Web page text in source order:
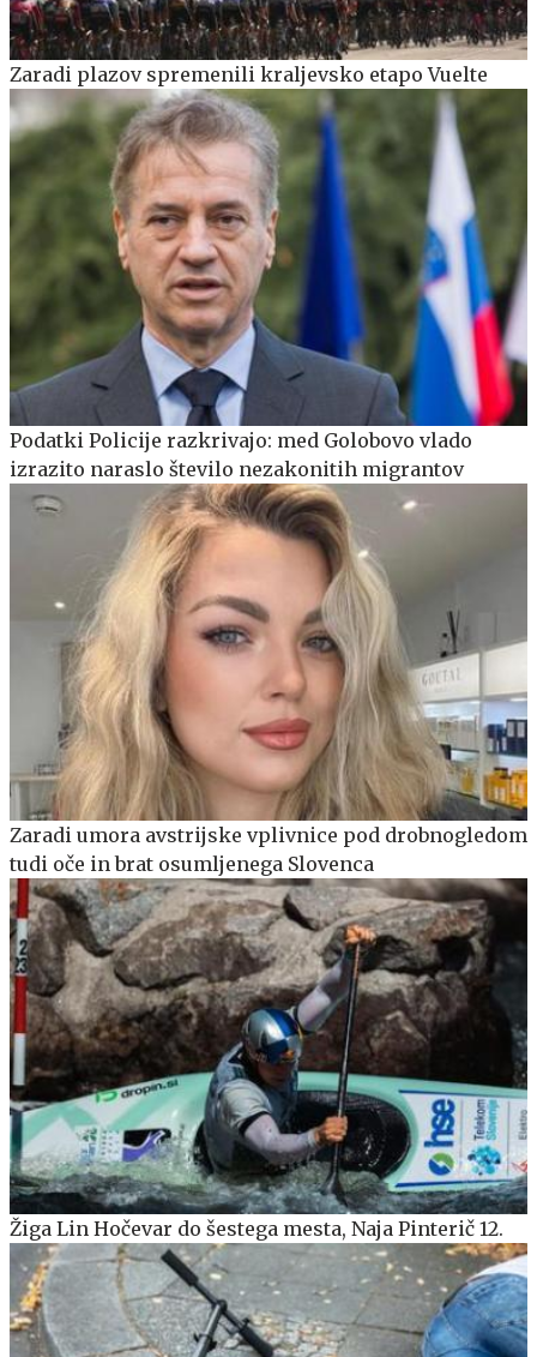
Zaradi plazov spremenili kraljevsko etapo Vuelte
Podatki Policije razkrivajo: med Golobovo vlado
izrazito naraslo število nezakonitih migrantov
Zaradi umora avstrijske vplivnice pod drobnogledom
tudi oče in brat osumljenega Slovenca
Žiga Lin Hočevar do šestega mesta, Naja Pinterič 12.